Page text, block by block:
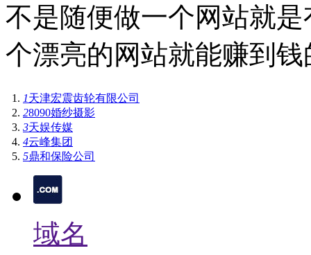
不是随便做一个网站就
个漂亮的网站就能赚到
1天津宏震齿轮有限公司
28090婚纱摄影
3天娱传媒
4云峰集团
5鼎和保险公司
域名